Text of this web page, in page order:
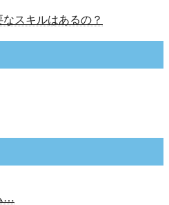
スキルはあるの？
…